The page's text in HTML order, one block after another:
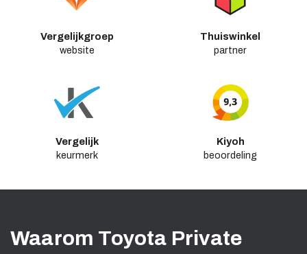
Vergelijkgroep
website
Thuiswinkel
partner
Vergelijk
keurmerk
Kiyoh
beoordeling
Waarom Toyota Private